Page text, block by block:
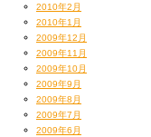
2010年2月
2010年1月
2009年12月
2009年11月
2009年10月
2009年9月
2009年8月
2009年7月
2009年6月